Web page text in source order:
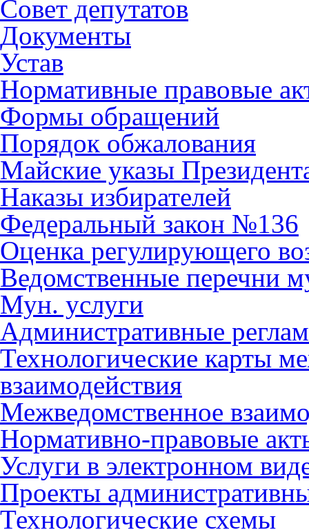
Совет депутатов
Документы
Устав
Нормативные правовые
Формы обращений
Порядок обжалования
Майские указы
Наказы избирателей
Федеральный закон №136
Оценка регулирующего
Ведомственные перечни
Мун. услуги
Административные
Технологические карты
взаимодействия
Межведомственное
Нормативно-правовые
Услуги в электронном
Проекты
Технологические схемы